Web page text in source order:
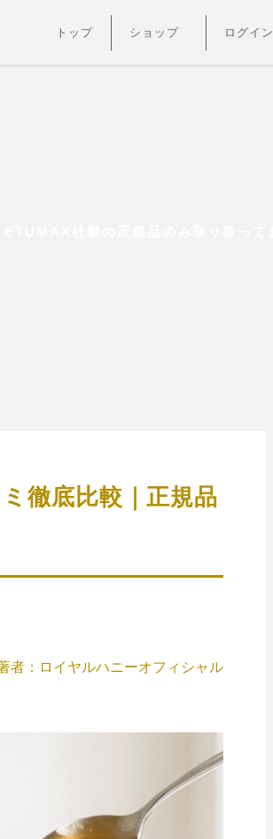
トップ ショップ ログイン
徹底比較｜正規品
者：ロイヤルハニーオフィシャル